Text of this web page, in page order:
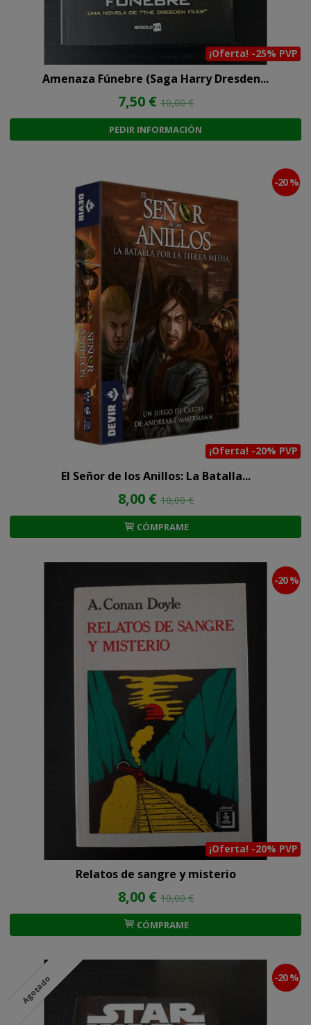
¡Oferta! -25% PVP
Amenaza Fúnebre (Saga Harry Dresden...
7,50 €10,00 €
PEDIR INFORMACIÓN
¡Oferta! -20% PVP
-20 %
El Señor de los Anillos: La Batalla...
8,00 €10,00 €
CÓMPRAME
¡Oferta! -20% PVP
-20 %
Relatos de sangre y misterio
8,00 €10,00 €
CÓMPRAME
Agotado -20 %